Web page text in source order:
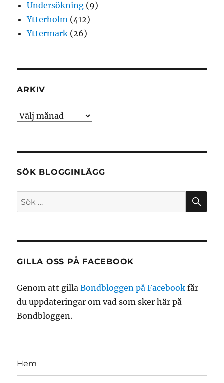
Undersökning (9)
Ytterholm (412)
Yttermark (26)
ARKIV
Arkiv
SÖK BLOGGINLÄGG
Sök
efter:
GILLA OSS PÅ FACEBOOK
Genom att gillaBondbloggen på Facebook får
du uppdateringar om vad som sker här på
Bondbloggen.
Hem